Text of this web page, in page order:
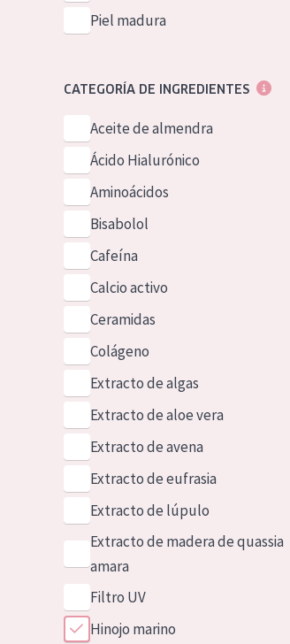
Piel madura
CATEGORÍA DE INGREDIENTES
Aceite de almendra
Ácido Hialurónico
Aminoácidos
Bisabolol
Cafeína
Calcio activo
Ceramidas
Colágeno
Extracto de algas
Extracto de aloe vera
Extracto de avena
Extracto de eufrasia
Extracto de lúpulo
Extracto de madera de quassia
amara
Filtro UV
Hinojo marino